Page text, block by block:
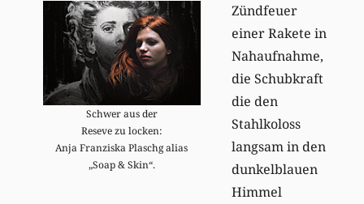
Schwer aus der
Reseve zu locken:
Anja Franziska Plaschg alias
„Soap & Skin“.
Zündfeuer
einer Rakete in
Nahaufnahme,
die Schubkraft
die den
Stahlkoloss
langsam in den
dunkelblauen
Himmel